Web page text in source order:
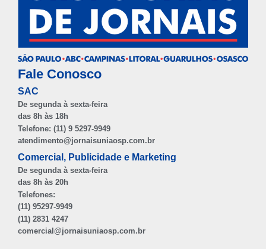
Fale Conosco
SAC
De segunda à sexta-feira
das 8h às 18h
Telefone: (11) 9 5297-9949
atendimento@jornaisuniaosp.com.br
Comercial, Publicidade e Marketing
De segunda à sexta-feira
das 8h às 20h
Telefones:
(11) 95297-9949
(11) 2831 4247
comercial@jornaisuniaosp.com.br